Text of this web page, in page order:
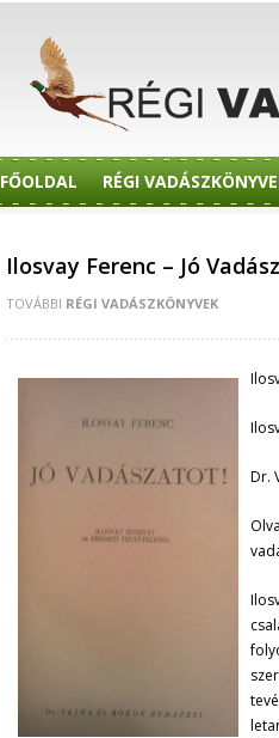
FŐOLDAL RÉGI
Ilosvay Ferenc – Jó
TOVÁBBI RÉGI VADÁSZKÖNYVEK
Dr.